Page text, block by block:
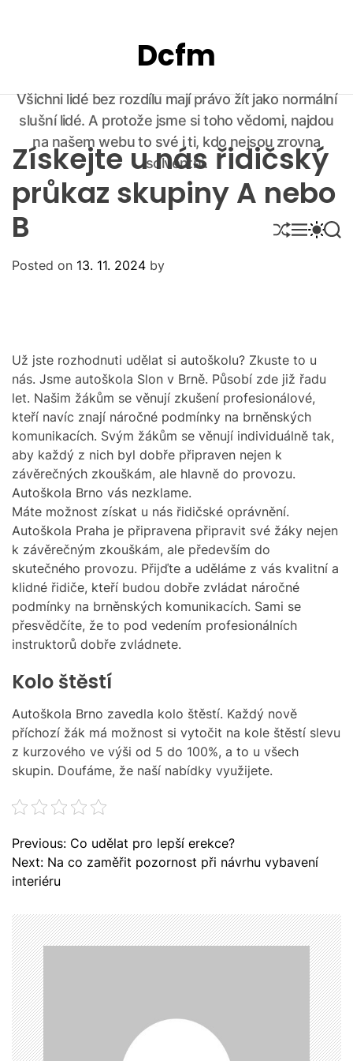
Dcfm
Všichni lidé bez rozdílu mají právo žít jako normální
slušní lidé. A protože jsme si toho vědomi, najdou
na našem webu to své i ti, kdo nejsou zrovna
solventní.
S
H
M
E
S
W
O
R
M
O
D
E
S
E
Získejte u nás řidičský
průkaz skupiny A nebo
B
Posted on 13. 11. 2024 by
Už jste rozhodnuti udělat si autoškolu? Zkuste to u
nás. Jsme autoškola Slon v Brně. Působí zde již řadu
let. Našim žákům se věnují zkušení profesionálové,
kteří navíc znají náročné podmínky na brněnských
komunikacích. Svým žákům se věnují individuálně tak,
aby každý z nich byl dobře připraven nejen k
závěrečných zkouškám, ale hlavně do provozu.
Autoškola Brno vás nezklame.
Máte možnost získat u nás řidičské oprávnění.
Autoškola Praha je připravena připravit své žáky nejen
k závěrečným zkouškám, ale především do
skutečného provozu. Přijďte a uděláme z vás kvalitní a
klidné řidiče, kteří budou dobře zvládat náročné
podmínky na brněnských komunikacích. Sami se
přesvědčíte, že to pod vedením profesionálních
instruktorů dobře zvládnete.
Kolo štěstí
Autoškola Brno zavedla kolo štěstí. Každý nově
příchozí žák má možnost si vytočit na kole štěstí slevu
z kurzového ve výši od 5 do 100%, a to u všech
skupin. Doufáme, že naší nabídky využijete.
N
a
v
g
a
c
e
p
r
o
p
Previous: Co udělat pro lepší erekce?
Next: Na co zaměřit pozornost při návrhu vybavení
interiéru